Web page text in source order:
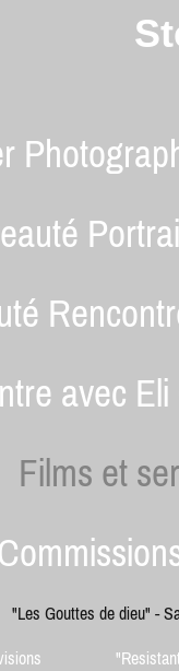
avec
Films et
"Les Gouttes de dieu" -